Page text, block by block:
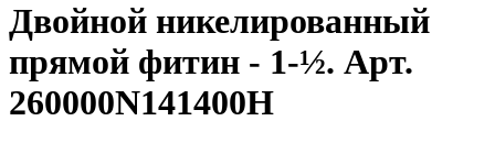
Двойной никелированный
прямой фитин - 1-½. Арт.
260000N141400H